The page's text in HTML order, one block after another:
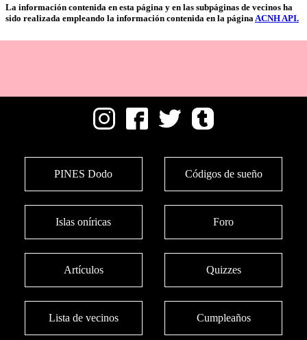
La información contenida en esta página y en las subpáginas de vecinos ha
sido realizada empleando la información contenida en la página ACNH API.
PINES Dodo Códigos de sueño
Islas oníricas Foro
Artículos Quizzes
Lista de vecinos Cumpleaños